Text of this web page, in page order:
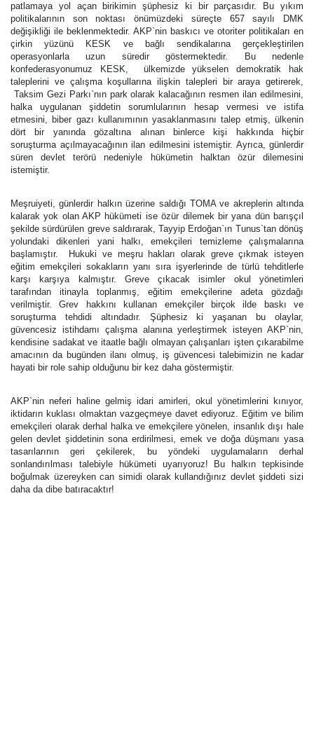
patlamaya yol açan birikimin şüphesiz ki bir parçasıdır. Bu yıkım
politikalarının son noktası önümüzdeki süreçte 657 sayılı DMK
değişikliği ile beklenmektedir. AKP`nin baskıcı ve otoriter politikaları en
çirkin yüzünü KESK ve bağlı sendikalarına gerçekleştirilen
operasyonlarla uzun süredir göstermektedir. Bu nedenle
konfederasyonumuz KESK, ülkemizde yükselen demokratik hak
taleplerini ve çalışma koşullarına ilişkin talepleri bir araya getirerek,
Taksim Gezi Parkı`nın park olarak kalacağının resmen ilan edilmesini,
halka uygulanan şiddetin sorumlularının hesap vermesi ve istifa
etmesini, biber gazı kullanımının yasaklanmasını talep etmiş, ülkenin
dört bir yanında gözaltına alınan binlerce kişi hakkında hiçbir
soruşturma açılmayacağının ilan edilmesini istemiştir. Ayrıca, günlerdir
süren devlet terörü nedeniyle hükümetin halktan özür dilemesini
istemiştir.
Meşruiyeti, günlerdir halkın üzerine saldığı TOMA ve akreplerin altında
kalarak yok olan AKP hükümeti ise özür dilemek bir yana dün barışçıl
şekilde sürdürülen greve saldırarak, Tayyip Erdoğan`ın Tunus`tan dönüş
yolundaki dikenleri yani halkı, emekçileri temizleme çalışmalarına
başlamıştır. Hukuki ve meşru hakları olarak greve çıkmak isteyen
eğitim emekçileri sokakların yanı sıra işyerlerinde de türlü tehditlerle
karşı karşıya kalmıştır. Greve çıkacak isimler okul yönetimleri
tarafından itinayla toplanmış, eğitim emekçilerine adeta gözdağı
verilmiştir. Grev hakkını kullanan emekçiler birçok ilde baskı ve
soruşturma tehdidi altındadır. Şüphesiz ki yaşanan bu olaylar,
güvencesiz istihdamı çalışma alanına yerleştirmek isteyen AKP`nin,
kendisine sadakat ve itaatle bağlı olmayan çalışanları işten çıkarabilme
amacının da bugünden ilanı olmuş, iş güvencesi talebimizin ne kadar
hayati bir role sahip olduğunu bir kez daha göstermiştir.
AKP`nin neferi haline gelmiş idari amirleri, okul yönetimlerini kınıyor,
iktidarın kuklası olmaktan vazgeçmeye davet ediyoruz. Eğitim ve bilim
emekçileri olarak derhal halka ve emekçilere yönelen, insanlık dışı hale
gelen devlet şiddetinin sona erdirilmesi, emek ve doğa düşmanı yasa
tasarılarının geri çekilerek, bu yöndeki uygulamaların derhal
sonlandırılması talebiyle hükümeti uyarıyoruz! Bu halkın tepkisinde
boğulmak üzereyken can simidi olarak kullandığınız devlet şiddeti sizi
daha da dibe batıracaktır!